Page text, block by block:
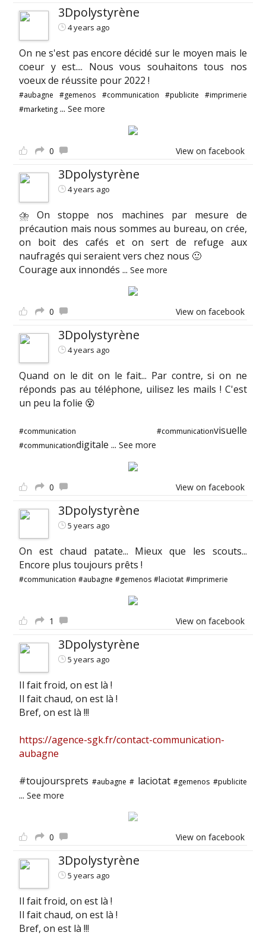
3Dpolystyrène
4 years ago
On ne s'est pas encore décidé sur le moyen mais le
coeur y est.... Nous vous souhaitons tous nos
voeux de réussite pour 2022 !
#aubagne #gemenos #communication #publicite
#imprimerie
#marketing ...See more
0 View on facebook
3Dpolystyrène
4 years ago
⛈ On stoppe nos machines par mesure de
précaution mais nous sommes au bureau, on crée,
on boit des cafés et on sert de refuge aux
naufragés qui seraient vers chez nous 🙂
Courage aux innondés...See more
0 View on facebook
3Dpolystyrène
4 years ago
Quand on le dit on le fait... Par contre, si on ne
réponds pas au téléphone, uilisez les mails ! C'est
un peu la folie 😵
#communication #communicationvisuelle
#communicationdigitale...See more
0 View on facebook
3Dpolystyrène
5 years ago
On est chaud patate... Mieux que les scouts...
Encore plus toujours prêts !
#communication #aubagne #gemenos #laciotat #imprimerie
1 View on facebook
3Dpolystyrène
5 years ago
Il fait froid, on est là !
Il fait chaud, on est là !
Bref, on est là !!!
https://agence-sgk.fr/contact-communication-
aubagne
#toujoursprets #aubagne # laciotat#gemenos #publicite
...See more
0 View on facebook
3Dpolystyrène
5 years ago
Il fait froid, on est là !
Il fait chaud, on est là !
Bref, on est là !!!